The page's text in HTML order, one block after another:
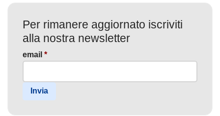
Per rimanere aggiornato iscriviti
alla nostra newsletter
email *
Invia